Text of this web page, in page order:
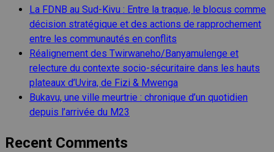
La FDNB au Sud-Kivu : Entre la traque, le blocus comme
décision stratégique et des actions de rapprochement
entre les communautés en conflits
Réalignement des Twirwaneho/Banyamulenge et
relecture du contexte socio-sécuritaire dans les hauts
plateaux d’Uvira, de Fizi & Mwenga
Bukavu, une ville meurtrie : chronique d’un quotidien
depuis l’arrivée du M23
Recent Comments